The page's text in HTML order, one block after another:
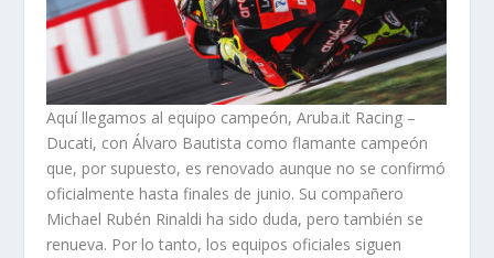
Aquí llegamos al equipo campeón, Aruba.it Racing –
Ducati, con Álvaro Bautista como flamante campeón
que, por supuesto, es renovado aunque no se confirmó
oficialmente hasta finales de junio. Su compañero
Michael Rubén Rinaldi ha sido duda, pero también se
renueva. Por lo tanto, los equipos oficiales siguen